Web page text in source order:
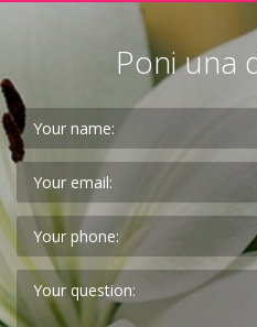
Poni una